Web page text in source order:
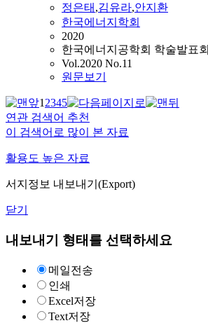
정은태 ,김유라,안지환
한국에너지학회
2020
한국에너지공학회 학술발표회
Vol.2020 No.11
원문보기
12345
연관 검색어 추천
이 검색어로 많이 본 자료
활용도 높은 자료
서지정보 내보내기(Export)
닫기
내보내기 형태를 선택하세요
메일전송
인쇄
Excel저장
Text저장